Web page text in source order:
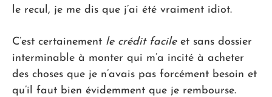
le recul, je me dis que j’ai été vraiment idiot.
C’est certainement le crédit facileet sans dossier
interminable à monter qui m’a incité à acheter
des choses que je n’avais pas forcément besoin et
qu’il faut bien évidemment que je rembourse.